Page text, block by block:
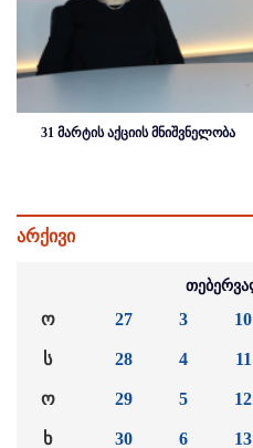
31 მარტის აქციის მნიშვნელობა
არქივი
ო
ს
ო
ხ
27
28
29
30
3
4
5
6
10
11
12
13